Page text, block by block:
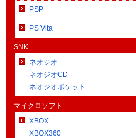
PSP
PS Vita
SNK
ネオジオ
ネオジオCD
ネオジオポケット
マイクロソフト
XBOX
XBOX360